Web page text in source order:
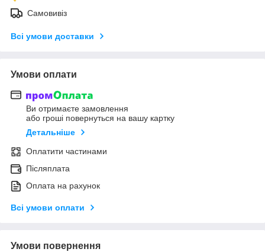
Самовивіз
Всі умови доставки
Умови оплати
Ви отримаєте замовлення
або гроші повернуться на вашу картку
Детальніше
Оплатити частинами
Післяплата
Оплата на рахунок
Всі умови оплати
Умови повернення